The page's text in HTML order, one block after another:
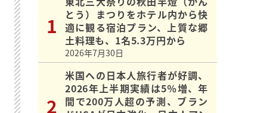
とう）まつりをホテル内から快
適に観る宿泊プラン、上質な郷
土料理も、1名5.3万円から
2026年7月30日
米国への日本人旅行者が好調、
2026年上半期実績は5％増、年
間で200万人超の予測、ブラン